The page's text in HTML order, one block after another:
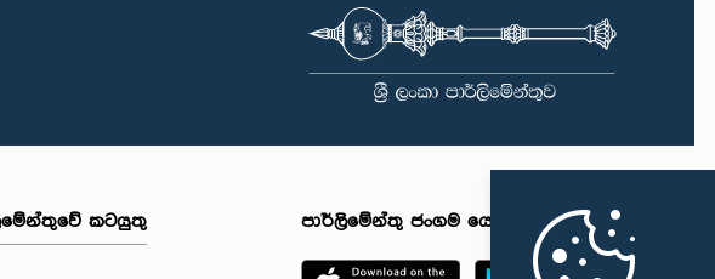
කටයුතු පාර්ලිමේන්තු ජංගම යෙදුම